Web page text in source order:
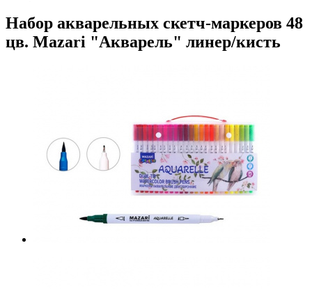
Набор акварельных скетч-маркеров 48
цв. Mazari "Акварель" линер/кисть